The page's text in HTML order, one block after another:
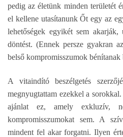
pedig az életünk minden területét
el kellene utasítanunk Őt egy az
lehetőségek egyikét sem
döntést. (Ennek persze gyakran
belső kompromisszumok bénítanak
A vitaindító beszélgetés
megnyugtattam ezekkel a
ajánlat ez, amely exkluzív,
kompromisszumokat sem. A
mindent fel akar forgatni. Ilyen